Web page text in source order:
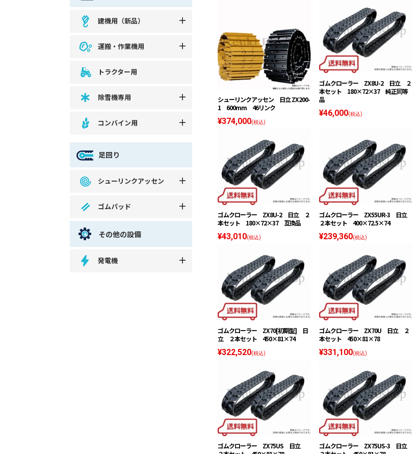
シューリンクアッセン 日立 ZX200-
1 600mm 46リンク
¥374,000(税込)
ゴムクローラー ZX8U-2 日立 ２
本セット 180×72×37 純正同等
品
¥46,000(税込)
ゴムクローラー ZX8U-2 日立 ２
本セット 180×72×37 互換品
¥43,010(税込)
ゴムクローラー ZX55UR-3 日立
２本セット 400×72.5×74
¥239,360(税込)
ゴムクローラー ZX70[初期型] 日
立 ２本セット 450×81×74
¥322,520(税込)
ゴムクローラー ZX70U 日立 ２
本セット 450×81×78
¥331,100(税込)
ゴムクローラー ZX75US 日立
ゴムクローラー ZX75US-3 日立
建機用（新品）
運搬・作業機用
トラクター用
除雪機専用
コンバイン用
足回り
シューリンクアッセン
ゴムパッド
その他の設備
発電機